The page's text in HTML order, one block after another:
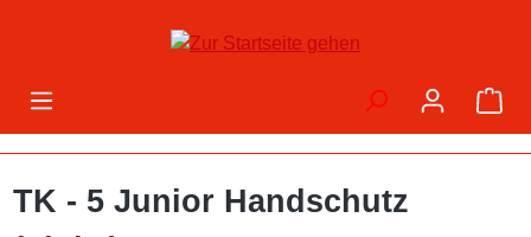
Zum Hauptinhalt springen
TK - 5 Junior Handschutz